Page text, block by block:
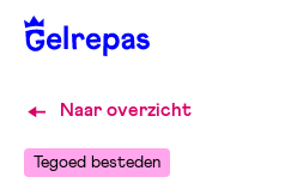
Naar overzicht
Tegoed besteden